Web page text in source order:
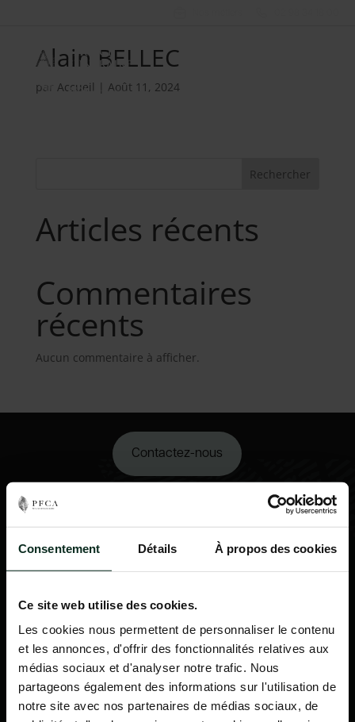
Consentement Détails À propos des cookies
Ce site web utilise des cookies.
Les cookies nous permettent de personnaliser le contenu
et les annonces, d'offrir des fonctionnalités relatives aux
médias sociaux et d'analyser notre trafic. Nous
partageons également des informations sur l'utilisation de
notre site avec nos partenaires de médias sociaux, de
Alain BELLEC
par Accueil | Août 11, 2024
Rechercher
Articles récents
Commentaires
récents
Aucun commentaire à afficher.
Contactez-nous